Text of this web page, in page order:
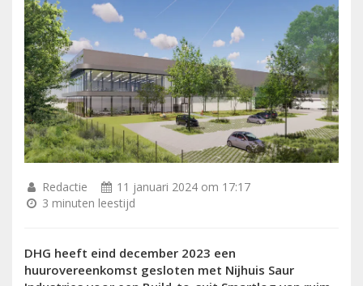
Redactie
11 januari 2024 om 17:17
3 minuten leestijd
DHG heeft eind december 2023 een
huurovereenkomst gesloten met Nijhuis Saur